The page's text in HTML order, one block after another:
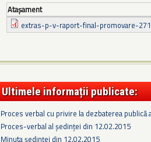
Ataşament
extras-p-v-raport-final-promovare-
Ultimele informații publicate:
Proces verbal cu privire la dezbaterea publică
Proces-verbal al ședinței din 12.02.2015
Minuta ședinței din 12.02.2015